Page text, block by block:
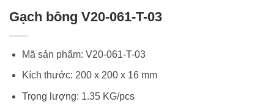
Gạch bông V20-061-T-03
Mã sản phẩm: V20-061-T-03
Kích thước: 200 x 200 x 16 mm
Trọng lượng: 1.35 KG/pcs